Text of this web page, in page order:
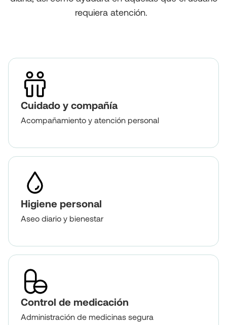
requiera atención.
Cuidado y compañía
Acompañamiento y atención personal
Higiene personal
Aseo diario y bienestar
Control de medicación
Administración de medicinas segura